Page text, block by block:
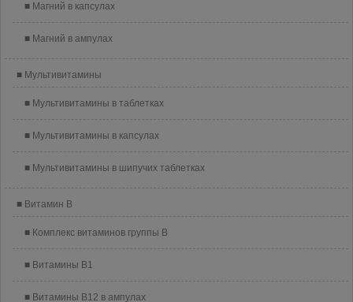
Магний в капсулах
Магний в ампулах
Мультивитамины
Мультивитамины в таблетках
Мультивитамины в капсулах
Мультивитамины в шипучих таблетках
Витамин B
Комплекс витаминов группы B
Витамины B1
Витамины B12 в ампулах